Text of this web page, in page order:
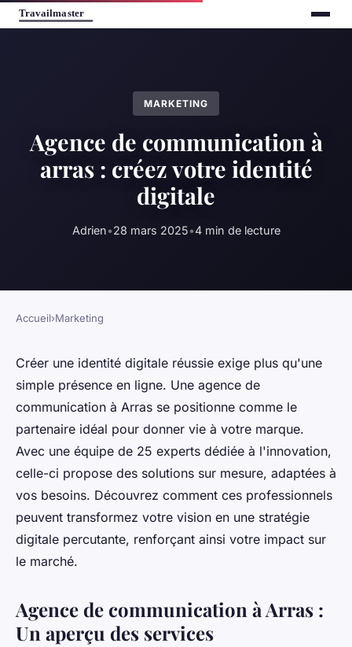
MARKETING
Agence de communication à
arras : créez votre identité
digitale
Adrien•28 mars 2025•4 min de lecture
Accueil›Marketing
Créer une identité digitale réussie exige plus qu'une
simple présence en ligne. Une agence de
communication à Arras se positionne comme le
partenaire idéal pour donner vie à votre marque.
Avec une équipe de 25 experts dédiée à l'innovation,
celle-ci propose des solutions sur mesure, adaptées à
vos besoins. Découvrez comment ces professionnels
peuvent transformez votre vision en une stratégie
digitale percutante, renforçant ainsi votre impact sur
le marché.
Agence de communication à Arras :
Un aperçu des services